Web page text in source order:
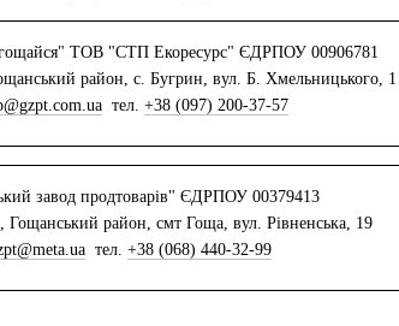
ТОВ "СТП Екоресурс" ЄДРПОУ 00906781
район, с. Бугрин, вул. Б. Хмельницького, 1
тел. +38 (097) 200-37-57
завод продтоварів" ЄДРПОУ 00379413
Гощанський район, смт Гоща, вул. Рівненська, 19
тел. +38 (068) 440-32-99